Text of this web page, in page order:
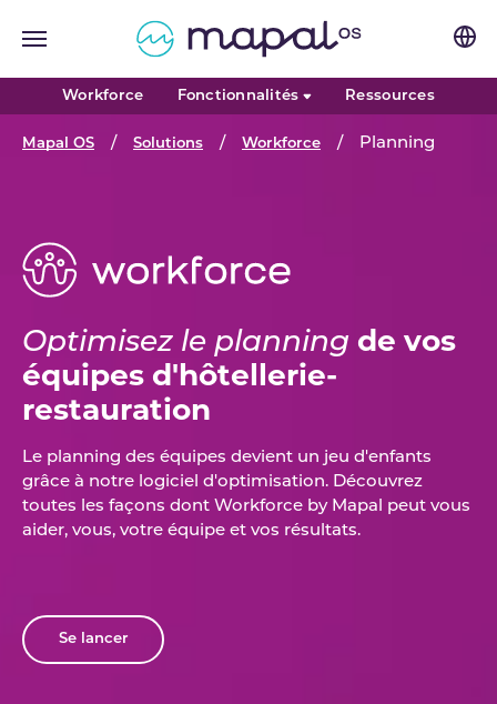
Workforce Fonctionnalités Ressources
You are here:
Mapal OS Solutions Workforce Planning
Optimisez le planning de vos
équipes d'hôtellerie-
restauration
Le planning des équipes devient un jeu d'enfants
grâce à notre logiciel d'optimisation. Découvrez
toutes les façons dont Workforce by Mapal peut vous
aider, vous, votre équipe et vos résultats.
Se lancer